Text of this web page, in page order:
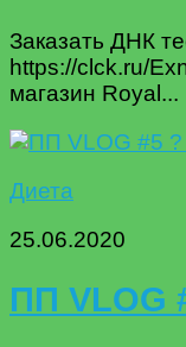
Заказать ДНК
https://clck.ru/
магазин Royal...
Диета
25.06.2020
ПП VLOG